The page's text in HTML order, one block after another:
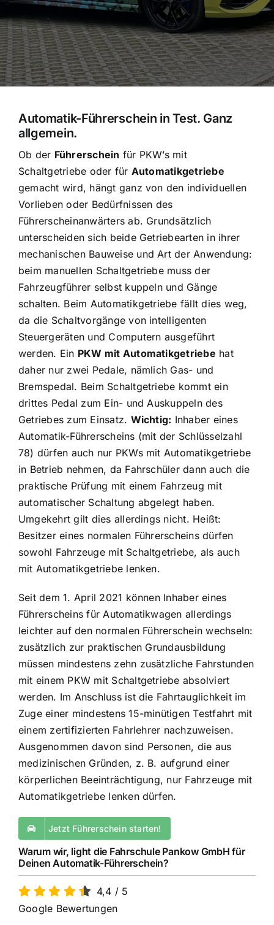
Automatik-Führerschein in Test. Ganz
allgemein.
Ob der Führerschein für PKW’s mit
Schaltgetriebe oder für Automatikgetriebe
gemacht wird, hängt ganz von den individuellen
Vorlieben oder Bedürfnissen des
Führerscheinanwärters ab. Grundsätzlich
unterscheiden sich beide Getriebearten in ihrer
mechanischen Bauweise und Art der Anwendung:
beim manuellen Schaltgetriebe muss der
Fahrzeugführer selbst kuppeln und Gänge
schalten. Beim Automatikgetriebe fällt dies weg,
da die Schaltvorgänge von intelligenten
Steuergeräten und Computern ausgeführt
werden. Ein PKW mit Automatikgetriebe hat
daher nur zwei Pedale, nämlich Gas- und
Bremspedal. Beim Schaltgetriebe kommt ein
drittes Pedal zum Ein- und Auskuppeln des
Getriebes zum Einsatz. Wichtig: Inhaber eines
Automatik-Führerscheins (mit der Schlüsselzahl
78) dürfen auch nur PKWs mit Automatikgetriebe
in Betrieb nehmen, da Fahrschüler dann auch die
praktische Prüfung mit einem Fahrzeug mit
automatischer Schaltung abgelegt haben.
Umgekehrt gilt dies allerdings nicht. Heißt:
Besitzer eines normalen Führerscheins dürfen
sowohl Fahrzeuge mit Schaltgetriebe, als auch
mit Automatikgetriebe lenken.
Seit dem 1. April 2021 können Inhaber eines
Führerscheins für Automatikwagen allerdings
leichter auf den normalen Führerschein wechseln:
zusätzlich zur praktischen Grundausbildung
müssen mindestens zehn zusätzliche Fahrstunden
mit einem PKW mit Schaltgetriebe absolviert
werden. Im Anschluss ist die Fahrtauglichkeit im
Zuge einer mindestens 15-minütigen Testfahrt mit
einem zertifizierten Fahrlehrer nachzuweisen.
Ausgenommen davon sind Personen, die aus
medizinischen Gründen, z. B. aufgrund einer
körperlichen Beeinträchtigung, nur Fahrzeuge mit
Automatikgetriebe lenken dürfen.
Jetzt Führerschein starten!
Warum wir, light die Fahrschule Pankow GmbH für
Deinen Automatik-Führerschein?
4,4 / 5
Google Bewertungen